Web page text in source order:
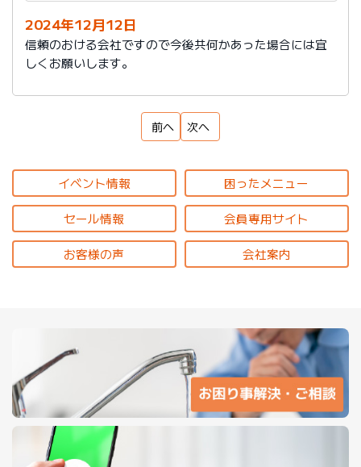
2024年12月12日
信頼のおける会社ですので今後共何かあった場合には宜
しくお願いします。
前へ 次へ
イベント情報 困ったメニュー
セール情報 会員専用サイト
お客様の声 会社案内